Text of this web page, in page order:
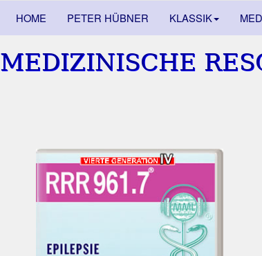
HOME PETER HÜBNER KLASSIK
MEDIZINISCHE